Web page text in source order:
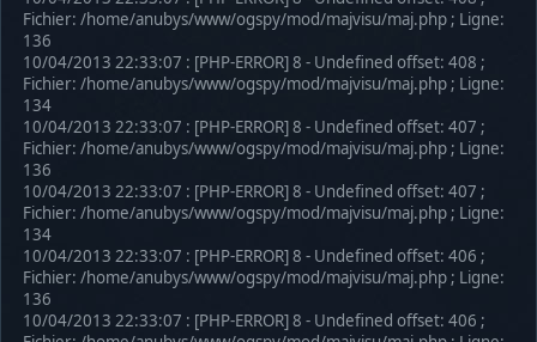
Fichier: /home/anubys/www/ogspy/mod/majvisu/maj.php ; Ligne:
136
10/04/2013 22:33:07 : [PHP-ERROR] 8 - Undefined offset: 408 ;
Fichier: /home/anubys/www/ogspy/mod/majvisu/maj.php ; Ligne:
134
10/04/2013 22:33:07 : [PHP-ERROR] 8 - Undefined offset: 407 ;
Fichier: /home/anubys/www/ogspy/mod/majvisu/maj.php ; Ligne:
136
10/04/2013 22:33:07 : [PHP-ERROR] 8 - Undefined offset: 407 ;
Fichier: /home/anubys/www/ogspy/mod/majvisu/maj.php ; Ligne:
134
10/04/2013 22:33:07 : [PHP-ERROR] 8 - Undefined offset: 406 ;
Fichier: /home/anubys/www/ogspy/mod/majvisu/maj.php ; Ligne:
136
10/04/2013 22:33:07 : [PHP-ERROR] 8 - Undefined offset: 406 ;